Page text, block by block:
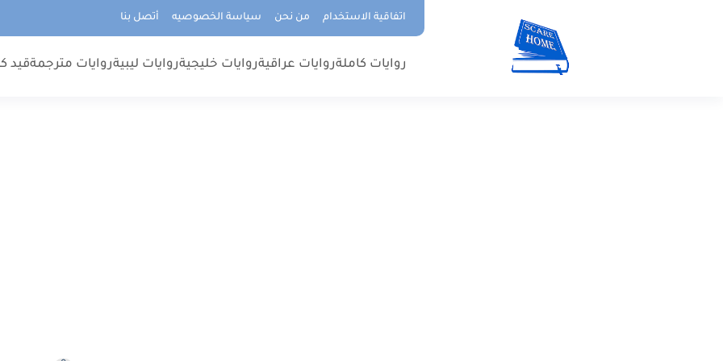
اتفاقية الاستخدام من نحن سياسة الخصوصيه أتصل بنا
روايات كاملةروايات عراقيةروايات خليجيةروايات ليبيةروايات مترجمةقيد